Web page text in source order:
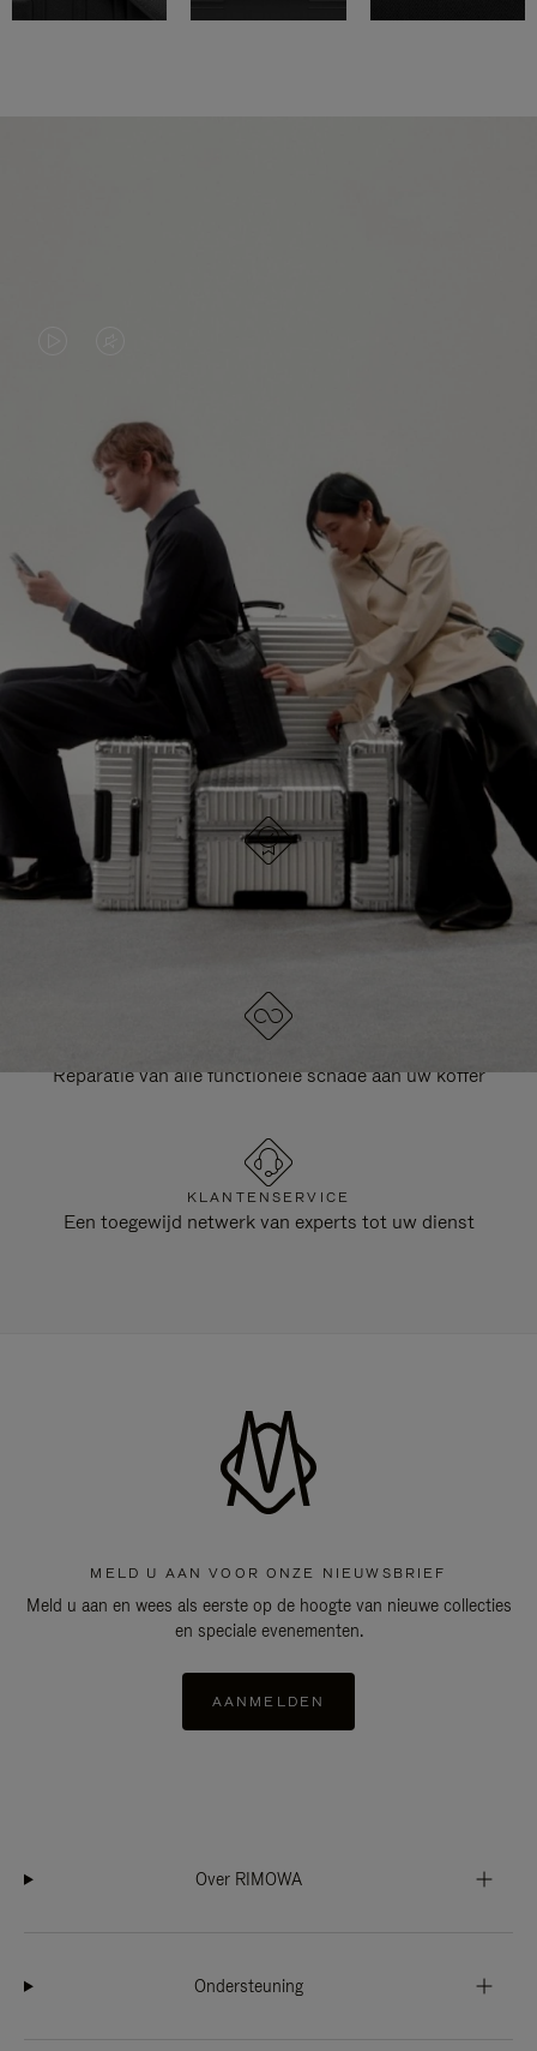
NIET
GEPAUZEERD,
DRUK
OP
OM
TE
VAN
DE
VIDEO
UITGESCHAKELD.
DRUK
OM
HET
DEMPEN
OP
TE
GA VERDER OP ONTDEKKINGSREIS
ONTDEK ALLE TASSEN VAN RIMOWA
ONTWORPEN IN DUITSLAND
Elk item is op kwaliteit getest en zorgvuldig
Reparatie van alle functionele schade aan uw koffer
KLANTENSERVICE
Een toegewijd netwerk van experts tot uw dienst
MELD U AAN VOOR ONZE NIEUWSBRIEF
Meld u aan en wees als eerste op de hoogte van nieuwe collecties
en speciale evenementen.
AANMELDEN
Over RIMOWA
Ondersteuning